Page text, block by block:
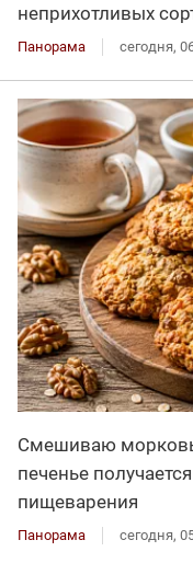
неприхотливых
Панорама сегодня,
Смешиваю
печенье
пищеварения
Панорама сегодня,